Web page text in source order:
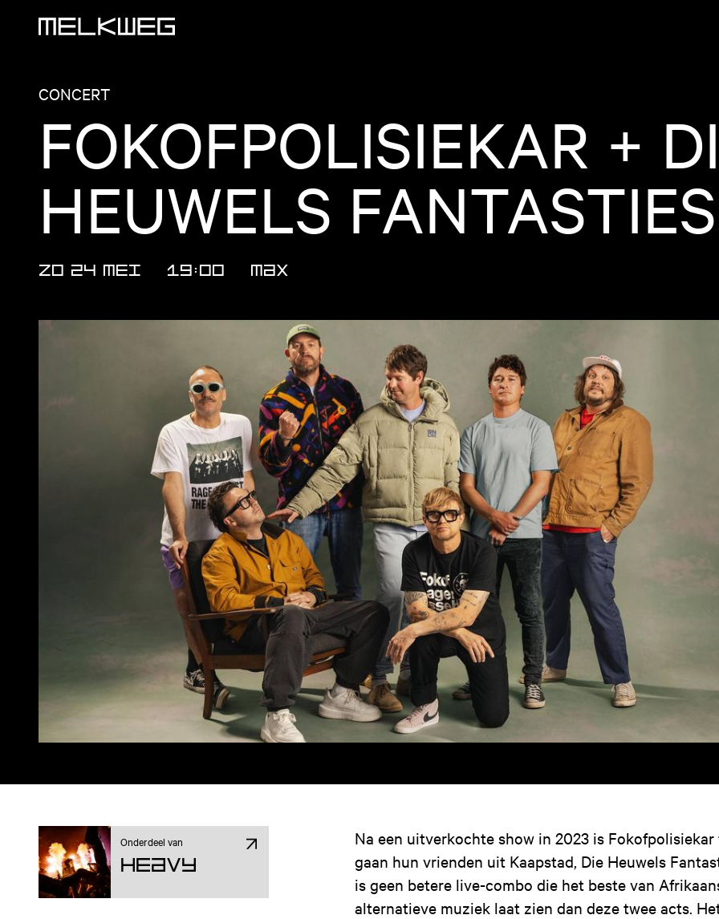
CONCERT
FOKOFPOLISIEKAR +
HEUWELS FANTASTIES
ZO 24 MEI 19:00 MAX
Onderdeel van
Heavy
Na een uitverkochte show in 2023 is
gaan hun vrienden uit Kaapstad, Die Heuwels
is geen betere live-combo die het beste van
alternatieve muziek laat zien dan deze twee acts.